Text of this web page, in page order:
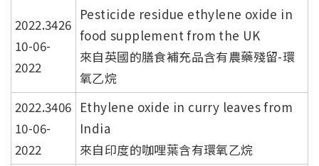
2022.3426
10-06-
2022
Pesticide residue ethylene oxide in
food supplement from the UK
來自英國的膳食補充品含有農藥殘留-環
氧乙烷
2022.3406
10-06-
2022
Ethylene oxide in curry leaves from
India
來自印度的咖哩葉含有環氧乙烷